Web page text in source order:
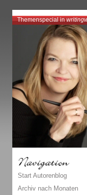
Themenspecial in
Start Autorenblog
Archiv nach Monaten